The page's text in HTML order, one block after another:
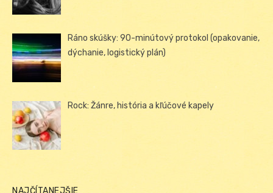
Ráno skúšky: 90-minútový protokol (opakovanie,
dýchanie, logistický plán)
Rock: Žánre, história a kľúčové kapely